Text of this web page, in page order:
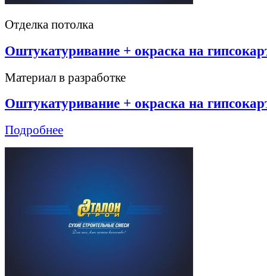
Отделка потолка
Оштукатуривание + окраска на
Материал в разработке
Оштукатуривание + окраска на
Подробнее